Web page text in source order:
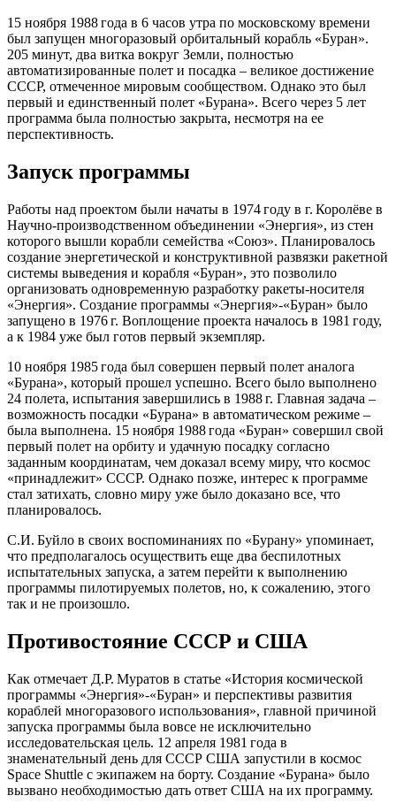
15 ноября 1988 года в 6 часов утра по московскому времени
был запущен многоразовый орбитальный корабль «Буран».
205 минут, два витка вокруг Земли, полностью
автоматизированные полет и посадка – великое достижение
СССР, отмеченное мировым сообществом. Однако это был
первый и единственный полет «Бурана». Всего через 5 лет
программа была полностью закрыта, несмотря на ее
перспективность.
Запуск программы
Работы над проектом были начаты в 1974 году в г. Королёве в
Научно-производственном объединении «Энергия», из стен
которого вышли корабли семейства «Союз». Планировалось
создание энергетической и конструктивной развязки ракетной
системы выведения и корабля «Буран», это позволило
организовать одновременную разработку ракеты-носителя
«Энергия». Создание программы «Энергия»-«Буран» было
запущено в 1976 г. Воплощение проекта началось в 1981 году,
а к 1984 уже был готов первый экземпляр.
10 ноября 1985 года был совершен первый полет аналога
«Бурана», который прошел успешно. Всего было выполнено
24 полета, испытания завершились в 1988 г. Главная задача –
возможность посадки «Бурана» в автоматическом режиме –
была выполнена. 15 ноября 1988 года «Буран» совершил свой
первый полет на орбиту и удачную посадку согласно
заданным координатам, чем доказал всему миру, что космос
«принадлежит» СССР. Однако позже, интерес к программе
стал затихать, словно миру уже было доказано все, что
планировалось.
С.И. Буйло в своих воспоминаниях по «Бурану» упоминает,
что предполагалось осуществить еще два беспилотных
испытательных запуска, а затем перейти к выполнению
программы пилотируемых полетов, но, к сожалению, этого
так и не произошло.
Противостояние СССР и США
Как отмечает Д.Р. Муратов в статье «История космической
программы «Энергия»-«Буран» и перспективы развития
кораблей многоразового использования», главной причиной
запуска программы была вовсе не исключительно
исследовательская цель. 12 апреля 1981 года в
знаменательный день для СССР США запустили в космос
Space Shuttle с экипажем на борту. Создание «Бурана» было
вызвано необходимостью дать ответ США на их программу.